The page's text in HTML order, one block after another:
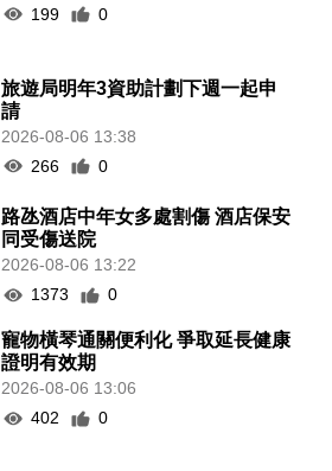
199
0
旅遊局明年3資助計劃下週一起申
請
2026-08-06 13:38
266
0
路氹酒店中年女多處割傷 酒店保安
同受傷送院
2026-08-06 13:22
1373
0
寵物橫琴通關便利化 爭取延長健康
證明有效期
2026-08-06 13:06
402
0